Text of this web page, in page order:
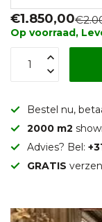
€1.850,00
Op voorraad,
Bestel nu,
2000 m2
Advies? Bel:
GRATIS